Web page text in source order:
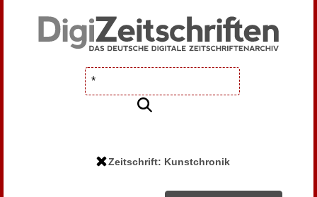
Zeitschrift: Kunstchronik